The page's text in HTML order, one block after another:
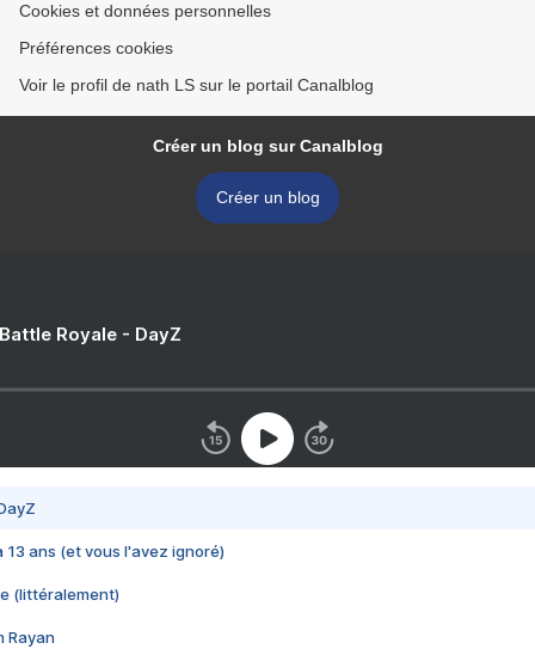
Cookies et données personnelles
Préférences cookies
Voir le profil de nath LS sur le portail Canalblog
Créer un blog sur Canalblog
Créer un blog
Royale - DayZ
13 ans (et vous l'avez ignoré)
(littéralement)
Rayan